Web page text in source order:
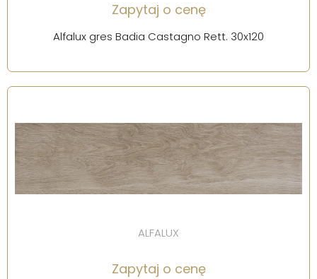
Zapytaj o cenę
Alfalux gres Badia Castagno Rett. 30x120
ALFALUX
Zapytaj o cenę